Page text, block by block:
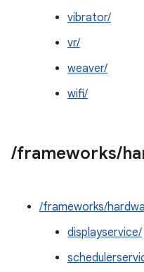
vibrator/
vr/
weaver/
wifi/
/frameworks/
/frameworks/
displayservice/